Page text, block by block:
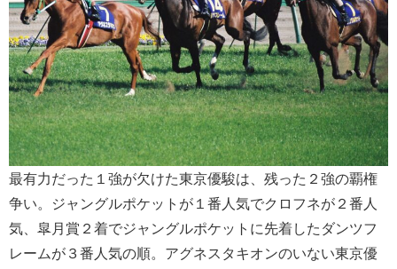
最有力だった１強が欠けた東京優駿は、残った２強の覇権
争い。ジャングルポケットが１番人気でクロフネが２番人
気、皐月賞２着でジャングルポケットに先着したダンツフ
レームが３番人気の順。アグネスタキオンのいない東京優